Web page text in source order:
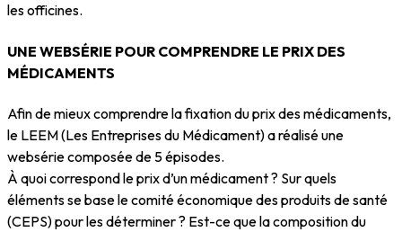
les officines.
UNE WEBSÉRIE POUR COMPRENDRE LE PRIX DES
MÉDICAMENTS
Afin de mieux comprendre la fixation du prix des médicaments,
le LEEM (Les Entreprises du Médicament) a réalisé une
websérie composée de 5 épisodes.
À quoi correspond le prix d’un médicament ? Sur quels
éléments se base le comité économique des produits de santé
(CEPS) pour les déterminer ? Est-ce que la composition du